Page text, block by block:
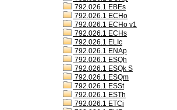
792.026.1 EBEs
792.026.1 ECHo
792.026.1 ECHo v1
792.026.1 ECHs
792.026.1 ELIc
792.026.1 ENAp
792.026.1 ESQh
792.026.1 ESQk S
792.026.1 ESQm
792.026.1 ESSt
792.026.1 ESTh
792.026.1 ETCi